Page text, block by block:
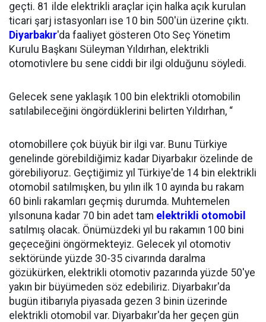
geçti. 81 ilde elektrikli araçlar için halka açık kurulan
ticari şarj istasyonları ise 10 bin 500'ün üzerine çıktı.
Diyarbakır'da faaliyet gösteren Oto Seç Yönetim
Kurulu Başkanı Süleyman Yıldırhan, elektrikli
otomotivlere bu sene ciddi bir ilgi olduğunu söyledi.
Gelecek sene yaklaşık 100 bin elektrikli otomobilin
satılabileceğini öngördüklerini belirten Yıldırhan, “
otomobillere çok büyük bir ilgi var. Bunu Türkiye
genelinde görebildiğimiz kadar Diyarbakır özelinde de
görebiliyoruz. Geçtiğimiz yıl Türkiye'de 14 bin elektrikli
otomobil satılmışken, bu yılın ilk 10 ayında bu rakam
60 binli rakamları geçmiş durumda. Muhtemelen
yılsonuna kadar 70 bin adet tam elektrikli otomobil
satılmış olacak. Önümüzdeki yıl bu rakamın 100 bini
geçeceğini öngörmekteyiz. Gelecek yıl otomotiv
sektöründe yüzde 30-35 civarında daralma
gözükürken, elektrikli otomotiv pazarında yüzde 50'ye
yakın bir büyümeden söz edebiliriz. Diyarbakır'da
bugün itibarıyla piyasada gezen 3 binin üzerinde
elektrikli otomobil var. Diyarbakır'da her geçen gün